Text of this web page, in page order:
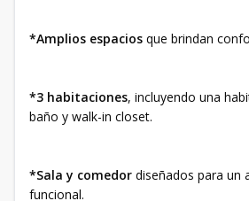
*Amplios espacios que brindan
*3 habitaciones, incluyendo una
baño y walk-in closet.
*Sala y comedor diseñados para un
funcional.